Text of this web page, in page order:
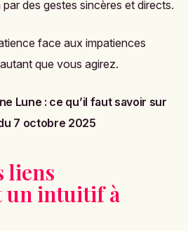
des gestes sincères et directs.
face aux impatiences
que vous agirez.
Lune : ce qu’il faut savoir sur
7 octobre 2025
liens
un intuitif à